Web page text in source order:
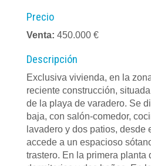
Precio
Venta: 450.000 €
Descripción
Exclusiva vivienda, en la
reciente construcción,
de la playa de varadero. Se
baja, con salón-comedor,
lavadero y dos patios, desde
accede a un espacioso
trastero. En la primera planta